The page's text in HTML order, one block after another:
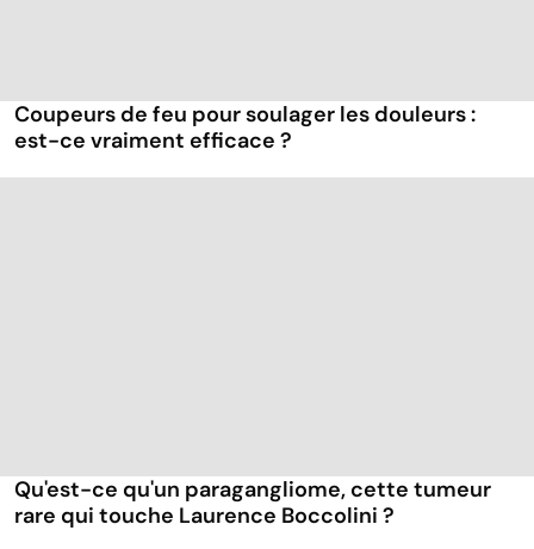
Coupeurs de feu pour soulager les douleurs :
est-ce vraiment efficace ?
Qu'est-ce qu'un paragangliome, cette tumeur
rare qui touche Laurence Boccolini ?